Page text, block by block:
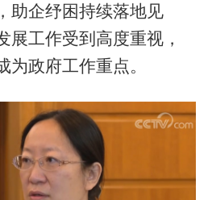
助企纾困持续落地见
展工作受到高度重视，
为政府工作重点。